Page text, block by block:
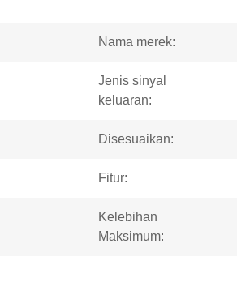
Nama merek:
Jenis sinyal
keluaran:
Disesuaikan:
Fitur:
Kelebihan
Maksimum: